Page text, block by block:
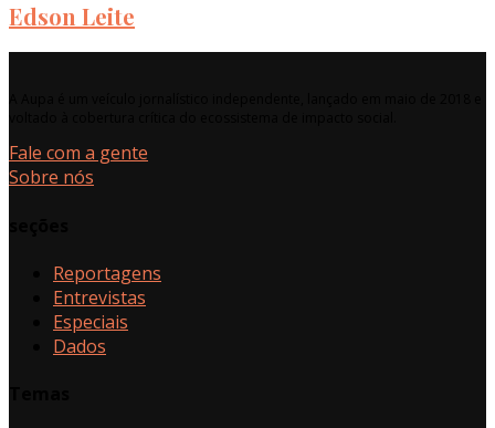
Edson Leite
Fale com a gente
Sobre nós
Reportagens
Entrevistas
Especiais
Dados